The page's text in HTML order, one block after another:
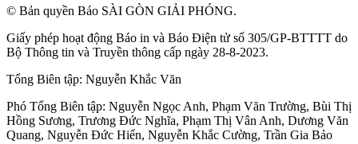
© Bản quyền Báo SÀI GÒN GIẢI PHÓNG.
Giấy phép hoạt động Báo in và Báo Điện tử số 305/GP-BTTTT do
Bộ Thông tin và Truyền thông cấp ngày 28-8-2023.
Tổng Biên tập: Nguyễn Khắc Văn
Phó Tổng Biên tập: Nguyễn Ngọc Anh, Phạm Văn Trường, Bùi Thị
Hồng Sương, Trương Đức Nghĩa, Phạm Thị Vân Anh, Dương Văn
Quang, Nguyễn Đức Hiển, Nguyễn Khắc Cường, Trần Gia Bảo